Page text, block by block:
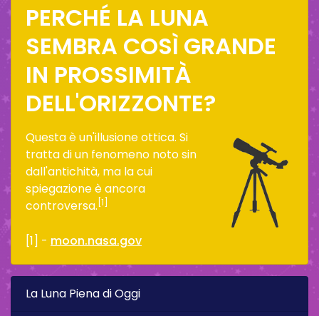
PERCHÉ LA LUNA
SEMBRA COSÌ GRANDE
IN PROSSIMITÀ
DELL'ORIZZONTE?
Questa è un'illusione ottica. Si
tratta di un fenomeno noto sin
dall'antichità, ma la cui
spiegazione è ancora
controversa. [1]
[1] - moon.nasa.gov
La Luna Piena di Oggi